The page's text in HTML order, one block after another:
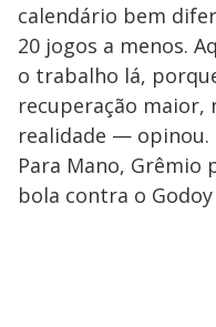
calendário bem
20 jogos a menos.
o trabalho lá,
recuperação maior,
realidade — opinou.
Para Mano, Grêmio
bola contra o Godoy